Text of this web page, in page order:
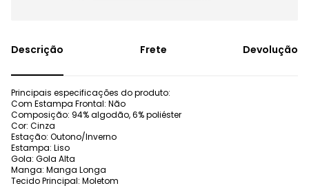
Frete Devolução
Principais especificações do produto:
Com Estampa Frontal: Não
Composição: 94% algodão, 6% poliéster
Cor: Cinza
Estação: Outono/Inverno
Estampa: Liso
Gola: Gola Alta
Manga: Manga Longa
Tecido Principal: Moletom